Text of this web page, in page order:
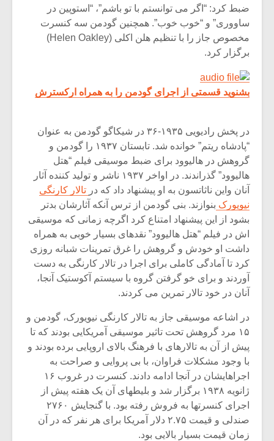
ضبط کرد: “اگر می توانستم با تو باشم”، “استوپین در
ساووری” و “خوب خوب”. همچنین گودمن سه کنسرت
مخصوص جاز را با تنظیم هلن اکلی (Helen Oakley)
برگزار کرد.
بشنوید قسمتی از اجرای گودمن را به همراه ارکسترش
در پخش رادیویی ۱۹۳۵-۳۶ در شیکاگو گودمن به عنوان
“پادشاه ریتم” خوانده شد. تابستان ۱۹۳۷ را گودمن و
گروهش در هالیوود برای ضبط موسیقی فیلم “هتل
هالیوود” گذراندند. در اواخر ۱۹۳۷ ناشر و تولید کننده آثار
آنان واین ناثاتسون به او پیشنهاد داد که در تالار کارنگی
نیویورک بنوازند. بنی گودمن از ترس آنکه آثارشان بدتر
بشود از این پیشنهاد امتناع کرد اگرچه زمانی که موسیقی
اش در فیلم “هتل هالیوود” نقدهای بسیار خوبی به همراه
داشت او خودش و گروهش را غرق تمرینات شبانه روزی
کرد تا آمادگی کاملی برای اجرا در تالار کارنگی به دست
آوردند و برای خو گرفتن گروه با سیستم آکوستیک آنجا،
آنان در خود تالار تمرین می کردند.
در اشاعه موسیقی جاز به تالار کارنگی نیویورک، گودمن و
۱۵ مرد گروهش تحت تاثیر موسیقی آمریکایی بودند که تا
پیش از آن به تالارهای با فرهنگ بالای اروپایی برده بودند و
با وجود مشکلات فراوان، با بی پروایی و صراحت به
اجراهایشان در آنجا ادامه دادند. کنسرت در غروب ۱۶
ژانویه ۱۹۳۸ برگزار شد و بلیطهای آن یک هفته پیش از
اجرای کنسرتها به فروش رفته بود. با گنجایش ۲۷۶۰
صندلی و قیمت ۲.۷۵ دلار آمریکا برای هر نفر که در آن
زمان قیمت بسیار بالایی بود.
شیش و نیم»